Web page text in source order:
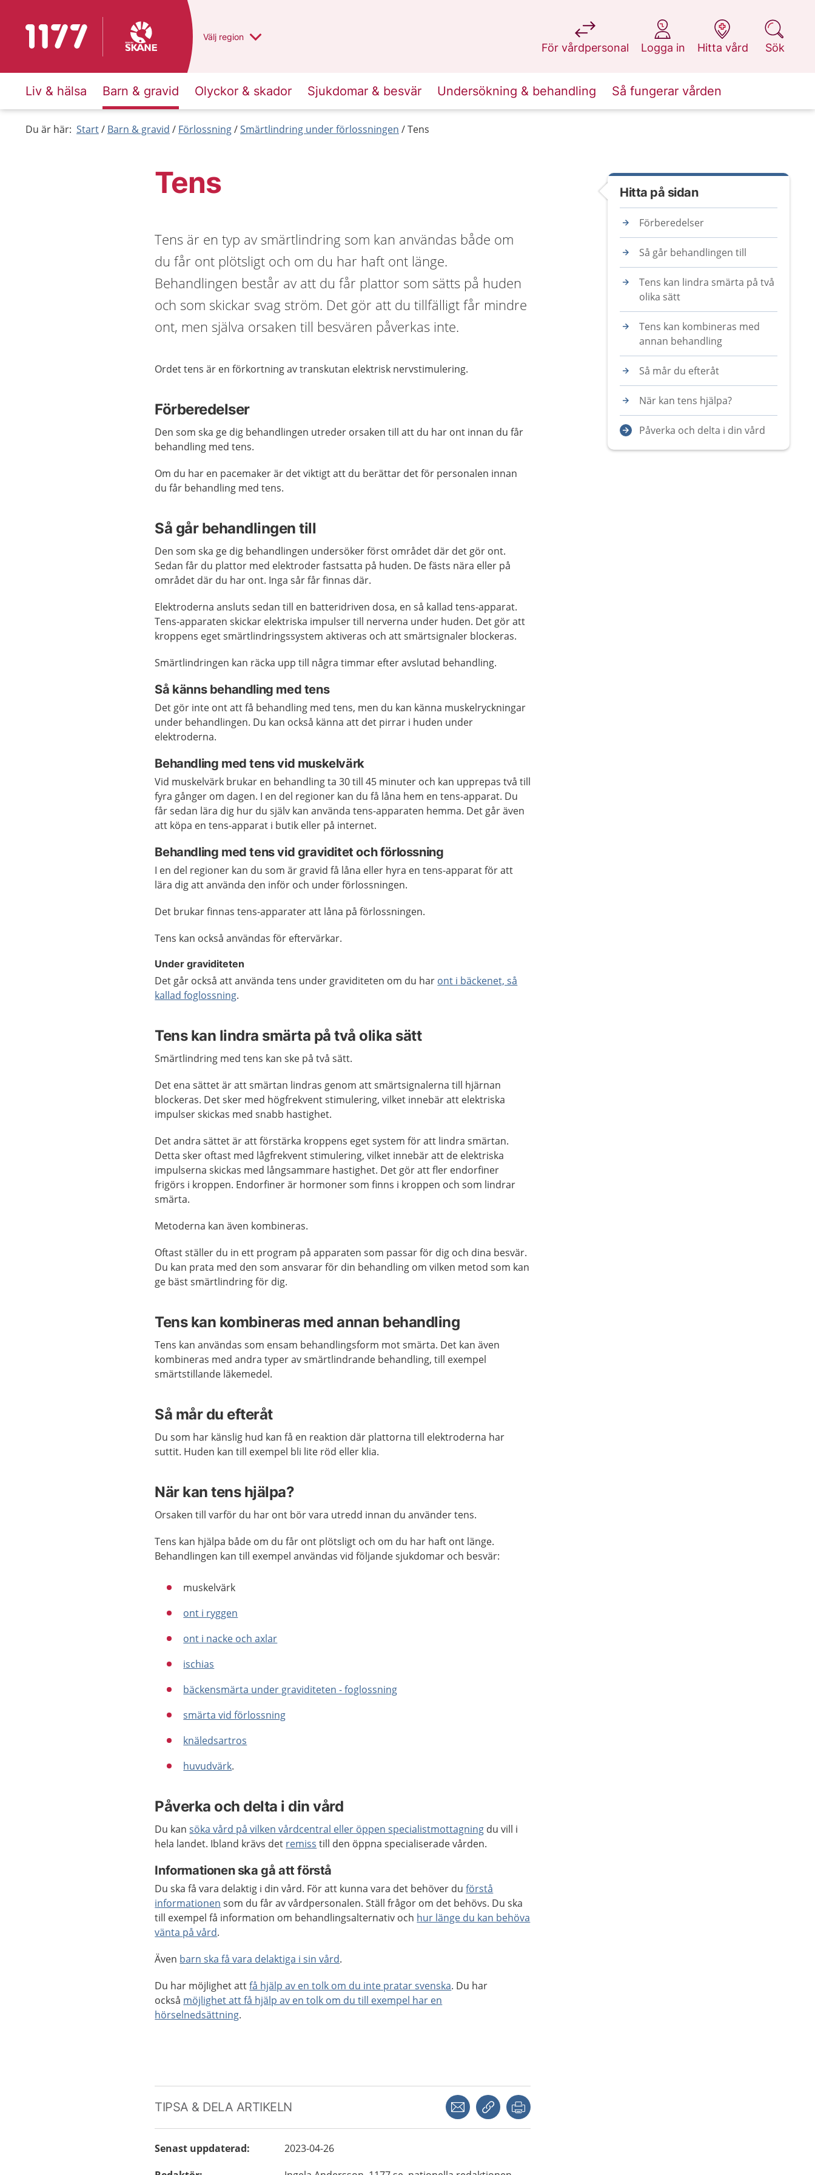
Till startsidan för 1177 Du har valt region
Välj en annan
region
För vårdpersonal
på 1177.se
Logga in
på 1177.se
Hitta vård
på 1177.se
Sök
på 1177.se
Liv & hälsa Barn & gravid Olyckor & skador Sjukdomar & besvär Undersökning & behandling Så fungerar vården
Du är här: Start Barn & gravid Förlossning Smärtlindring under förlossningen Tens
Tens
Tens är en typ av smärtlindring som kan användas både om
du får ont plötsligt och om du har haft ont länge.
Behandlingen består av att du får plattor som sätts på huden
och som skickar svag ström. Det gör att du tillfälligt får mindre
ont, men själva orsaken till besvären påverkas inte.
Ordet tens är en förkortning av transkutan elektrisk nervstimulering.
Förberedelser
Den som ska ge dig behandlingen utreder orsaken till att du har ont innan du får
behandling med tens.
Om du har en pacemaker är det viktigt att du berättar det för personalen innan
du får behandling med tens.
Så går behandlingen till
Den som ska ge dig behandlingen undersöker först området där det gör ont.
Sedan får du plattor med elektroder fastsatta på huden. De fästs nära eller på
området där du har ont. Inga sår får finnas där.
Elektroderna ansluts sedan till en batteridriven dosa, en så kallad tens-apparat.
Tens-apparaten skickar elektriska impulser till nerverna under huden. Det gör att
kroppens eget smärtlindringssystem aktiveras och att smärtsignaler blockeras.
Smärtlindringen kan räcka upp till några timmar efter avslutad behandling.
Så känns behandling med tens
Det gör inte ont att få behandling med tens, men du kan känna muskelryckningar
under behandlingen. Du kan också känna att det pirrar i huden under
elektroderna.
Behandling med tens vid muskelvärk
Vid muskelvärk brukar en behandling ta 30 till 45 minuter och kan upprepas två till
fyra gånger om dagen. I en del regioner kan du få låna hem en tens-apparat. Du
får sedan lära dig hur du själv kan använda tens-apparaten hemma. Det går även
att köpa en tens-apparat i butik eller på internet.
Behandling med tens vid graviditet och förlossning
I en del regioner kan du som är gravid få låna eller hyra en tens-apparat för att
lära dig att använda den inför och under förlossningen.
Det brukar finnas tens-apparater att låna på förlossningen.
Tens kan också användas för eftervärkar.
Under graviditeten
Det går också att använda tens under graviditeten om du har ont i bäckenet, så
kallad foglossning.
Tens kan lindra smärta på två olika sätt
Smärtlindring med tens kan ske på två sätt.
Det ena sättet är att smärtan lindras genom att smärtsignalerna till hjärnan
blockeras. Det sker med högfrekvent stimulering, vilket innebär att elektriska
impulser skickas med snabb hastighet.
Det andra sättet är att förstärka kroppens eget system för att lindra smärtan.
Detta sker oftast med lågfrekvent stimulering, vilket innebär att de elektriska
impulserna skickas med långsammare hastighet. Det gör att fler endorfiner
frigörs i kroppen. Endorfiner är hormoner som finns i kroppen och som lindrar
smärta.
Metoderna kan även kombineras.
Oftast ställer du in ett program på apparaten som passar för dig och dina besvär.
Du kan prata med den som ansvarar för din behandling om vilken metod som kan
ge bäst smärtlindring för dig.
Tens kan kombineras med annan behandling
Tens kan användas som ensam behandlingsform mot smärta. Det kan även
kombineras med andra typer av smärtlindrande behandling, till exempel
smärtstillande läkemedel.
Så mår du efteråt
Du som har känslig hud kan få en reaktion där plattorna till elektroderna har
suttit. Huden kan till exempel bli lite röd eller klia.
När kan tens hjälpa?
Orsaken till varför du har ont bör vara utredd innan du använder tens.
Tens kan hjälpa både om du får ont plötsligt och om du har haft ont länge.
Behandlingen kan till exempel användas vid följande sjukdomar och besvär:
muskelvärk
ont i ryggen
ont i nacke och axlar
ischias
bäckensmärta under graviditeten - foglossning
smärta vid förlossning
knäledsartros
huvudvärk.
Påverka och delta i din vård
Du kansöka vård på vilken vårdcentral eller öppen specialistmottagning du vill i
hela landet. Ibland krävs det remiss till den öppna specialiserade vården.
Informationen ska gå att förstå
Du ska få vara delaktig i din vård. För att kunna vara det behöver duförstå
informationen som du får av vårdpersonalen. Ställ frågor om det behövs. Du ska
till exempel få information om behandlingsalternativ och hur länge du kan behöva
vänta på vård.
Även barn ska få vara delaktiga i sin vård.
Du har möjlighet attfå hjälp av en tolk om du inte pratar svenska. Du har
också möjlighet att få hjälp av en tolk om du till exempel har en
hörselnedsättning.
TIPSA & DELA ARTIKELN Dela via mejlKopiera länk
Senast uppdaterad:
2023-04-26
Hitta på sidan
Förberedelser
Så går behandlingen till
Tens kan lindra smärta på två
olika sätt
Tens kan kombineras med
annan behandling
Så mår du efteråt
När kan tens hjälpa?
Påverka och delta i din vård